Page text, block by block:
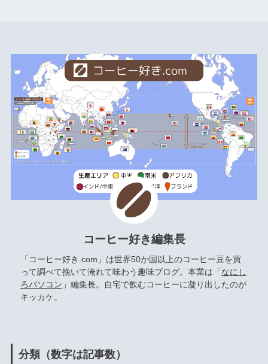
コーヒー好き編集長
「コーヒー好き.com」は世界50か国以上のコーヒー豆を買
って調べて挽いて淹れて味わう趣味ブログ。本業は「 なにし
ろパソコン 」編集長。自宅で飲むコーヒーに凝り出したのが
キッカケ。
分類（数字は記事数）